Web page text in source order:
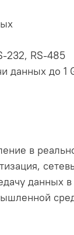
232, RS-485
до 1
в
данных